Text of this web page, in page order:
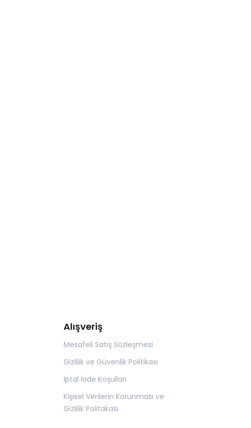
Alışveriş
Mesafeli Satış Sözleşmesi
Gizlilik ve Güvenlik Politikası
İptal İade Koşulları
Kişisel Verilerin Korunması ve
Gizlilik Politakası